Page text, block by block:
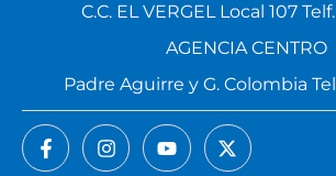
C.C. EL VERGEL Local 107
AGENCIA CENTRO
Padre Aguirre y G. Colombia